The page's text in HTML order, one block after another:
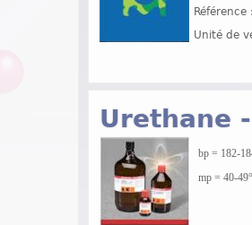
Unité de
Urethane
bp = 182-
mp = 40-